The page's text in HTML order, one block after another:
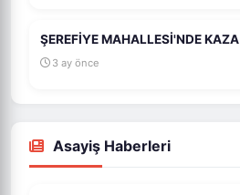
ŞEREFİYE MAHALLESİ'NDE KAZA
3 ay önce
Asayiş Haberleri